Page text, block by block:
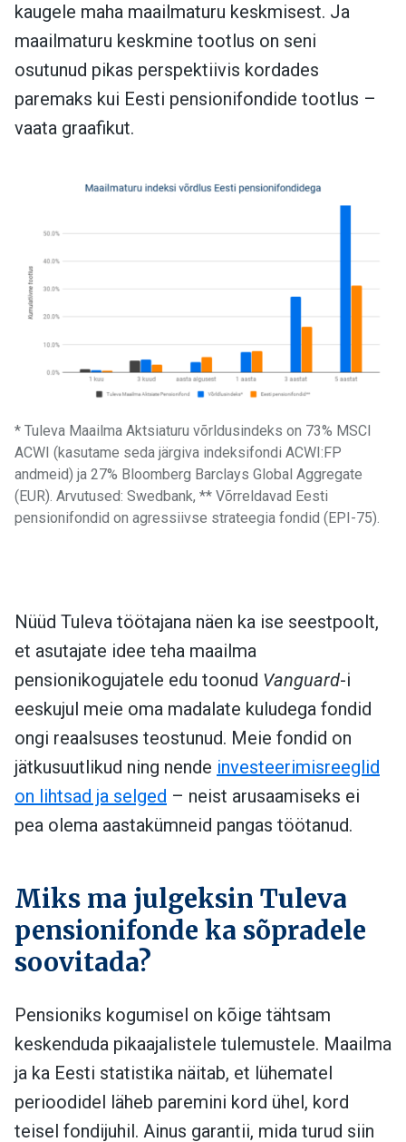
kaugele maha maailmaturu keskmisest. Ja
maailmaturu keskmine tootlus on seni
osutunud pikas perspektiivis kordades
paremaks kui Eesti pensionifondide tootlus –
vaata graafikut.
* Tuleva Maailma Aktsiaturu võrldusindeks on 73% MSCI
ACWI (kasutame seda järgiva indeksifondi ACWI:FP
andmeid) ja 27% Bloomberg Barclays Global Aggregate
(EUR). Arvutused: Swedbank, ** Võrreldavad Eesti
pensionifondid on agressiivse strateegia fondid (EPI-75).
Nüüd Tuleva töötajana näen ka ise seestpoolt,
et asutajate idee teha maailma
pensionikogujatele edu toonud Vanguard-i
eeskujul meie oma madalate kuludega fondid
ongi reaalsuses teostunud. Meie fondid on
jätkusuutlikud ning nende investeerimisreeglid
on lihtsad ja selged – neist arusaamiseks ei
pea olema aastakümneid pangas töötanud.
Miks ma julgeksin Tuleva
pensionifonde ka sõpradele
soovitada?
Pensioniks kogumisel on kõige tähtsam
keskenduda pikaajalistele tulemustele. Maailma
ja ka Eesti statistika näitab, et lühematel
perioodidel läheb paremini kord ühel, kord
teisel fondijuhil. Ainus garantii, mida turud siin